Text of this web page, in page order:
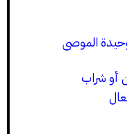
الموصى
أو شراب